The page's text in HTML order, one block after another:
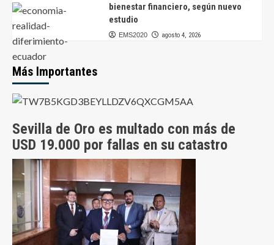
bienestar financiero, según nuevo
estudio
EMS2020 agosto 4, 2026
Más Importantes
Sevilla de Oro es multado con más de
USD 19.000 por fallas en su catastro